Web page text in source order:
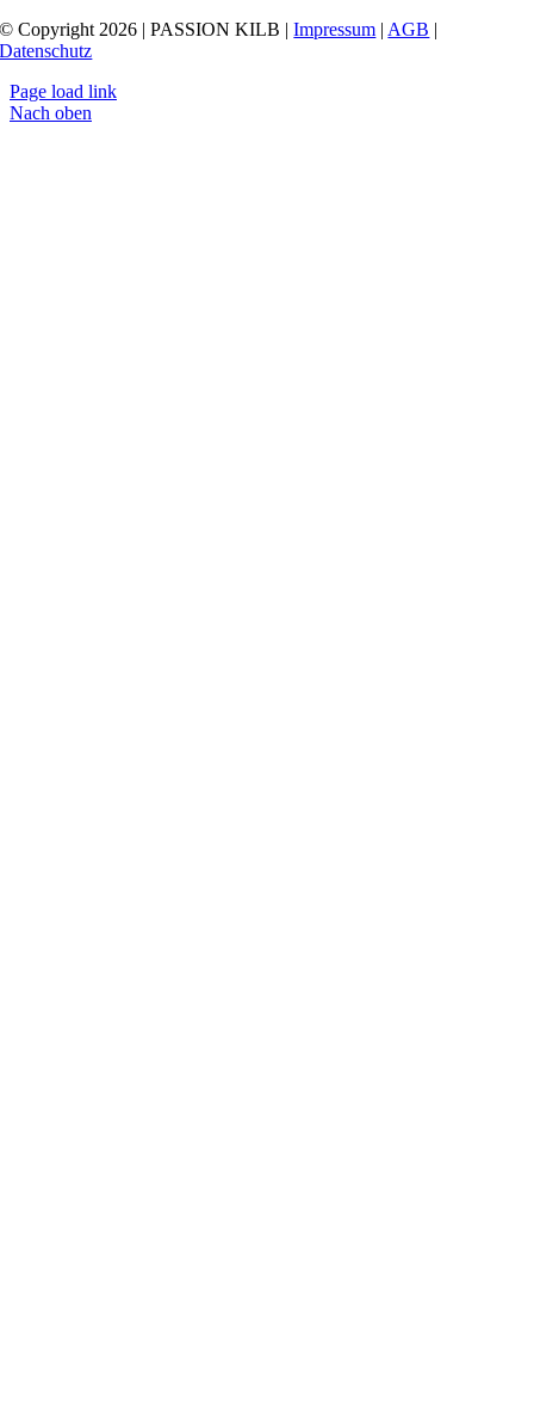
© Copyright 2026 | PASSION KILB |Impressum | AGB |
Datenschutz
Page load link
Nach oben